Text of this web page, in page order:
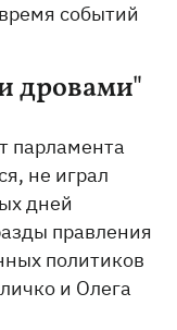
событий
дровами"
парламента
не играл
дней
правления
политиков
и Олега